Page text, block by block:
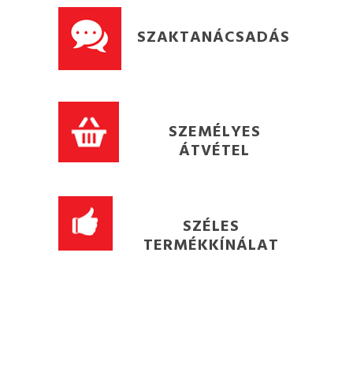
SZAKTANÁCSADÁS
SZEMÉLYES
ÁTVÉTEL
SZÉLES
TERMÉKKÍNÁLAT